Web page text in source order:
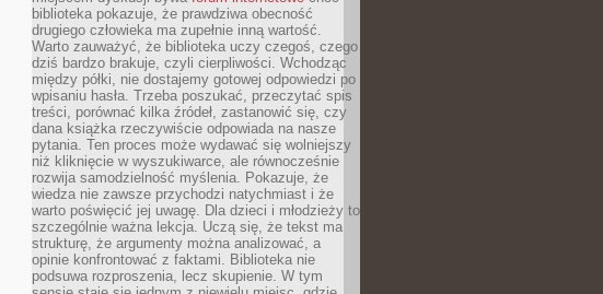
biblioteka pokazuje, że prawdziwa obecność
drugiego człowieka ma zupełnie inną wartość.
Warto zauważyć, że biblioteka uczy czegoś, czego
dziś bardzo brakuje, czyli cierpliwości. Wchodząc
między półki, nie dostajemy gotowej odpowiedzi po
wpisaniu hasła. Trzeba poszukać, przeczytać spis
treści, porównać kilka źródeł, zastanowić się, czy
dana książka rzeczywiście odpowiada na nasze
pytania. Ten proces może wydawać się wolniejszy
niż kliknięcie w wyszukiwarce, ale równocześnie
rozwija samodzielność myślenia. Pokazuje, że
wiedza nie zawsze przychodzi natychmiast i że
warto poświęcić jej uwagę. Dla dzieci i młodzieży to
szczególnie ważna lekcja. Uczą się, że tekst ma
strukturę, że argumenty można analizować, a
opinie konfrontować z faktami. Biblioteka nie
podsuwa rozproszenia, lecz skupienie. W tym